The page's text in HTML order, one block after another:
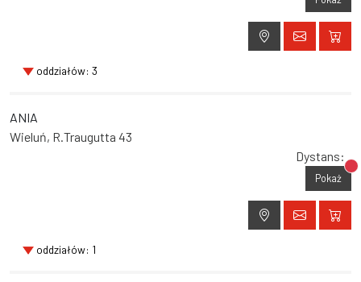
oddziałów: 3
ANIA
Wieluń, R.Traugutta 43
Dystans:
Pokaż
oddziałów: 1